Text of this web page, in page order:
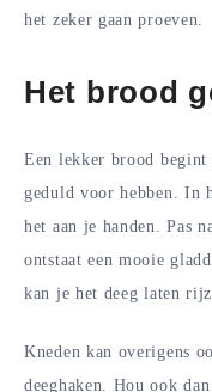
het zeker gaan proeven.
Het brood
Een lekker brood begint
geduld voor hebben. In
het aan je handen. Pas
ontstaat een mooie
kan je het deeg laten
Kneden kan overigens
deeghaken. Hou ook